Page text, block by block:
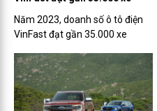
Năm 2023, doanh số ô tô điện
VinFast đạt gần 35.000 xe